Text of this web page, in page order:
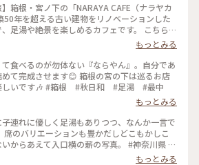
】箱根・宮ノ下の「NARAYA CAFE（ナラヤカ
湯や絶景を楽しめるカフェです。 こちら、
い建物を改装して作ったお店だそう。建物の
など、全体的にどことなくレトロな雰囲気が
したのは店内席の写真。どの
山が一望できて最高……！ 癒やされました🌳
っぷ #箱根カフェ #ナラヤカフェ
もっとみる
食べるのが勿体ない『ならやん』。自分であ
て完成させます😊 箱根の宮の下は巡るお店
しいです🎶 #箱根 #秋日和 #足湯 #最中
もっとみる
連れに優しく足湯もありつつ、なんか一言で
席のバリエーションも豊かだしどこもかしこ
あえて入口横の薪の写真。 #神奈川県 #
CAFE #ならやカフェ #足湯 #おしゃれ空間
もっとみる